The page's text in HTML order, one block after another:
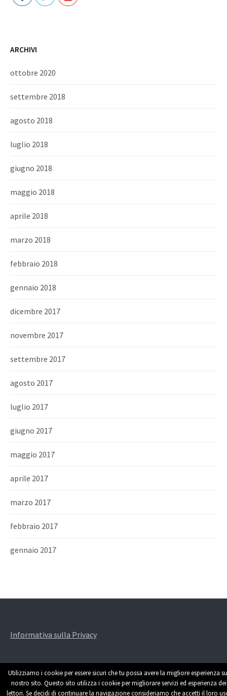
ARCHIVI
ottobre 2020
settembre 2018
agosto 2018
luglio 2018
giugno 2018
maggio 2018
aprile 2018
marzo 2018
febbraio 2018
gennaio 2018
dicembre 2017
novembre 2017
settembre 2017
agosto 2017
luglio 2017
giugno 2017
maggio 2017
aprile 2017
marzo 2017
febbraio 2017
gennaio 2017
Informativa sulla Privacy
Utilizziamo i cookie per essere sicuri che tu possa avere la migliore esperienza
nostro sito. Questo sito utilizza i cookie per migliorare servizi ed esperienza dei
lettori. Se decidi di continuare la navigazione consideriamo che accetti il loro